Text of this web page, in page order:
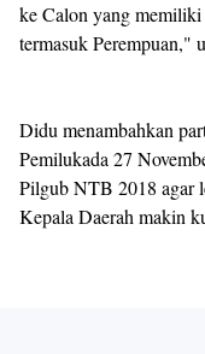
ke Calon yang
termasuk Perempuan,"
Didu menambahkan
Pemilukada 27
Pilgub NTB 2018 agar
Kepala Daerah makin